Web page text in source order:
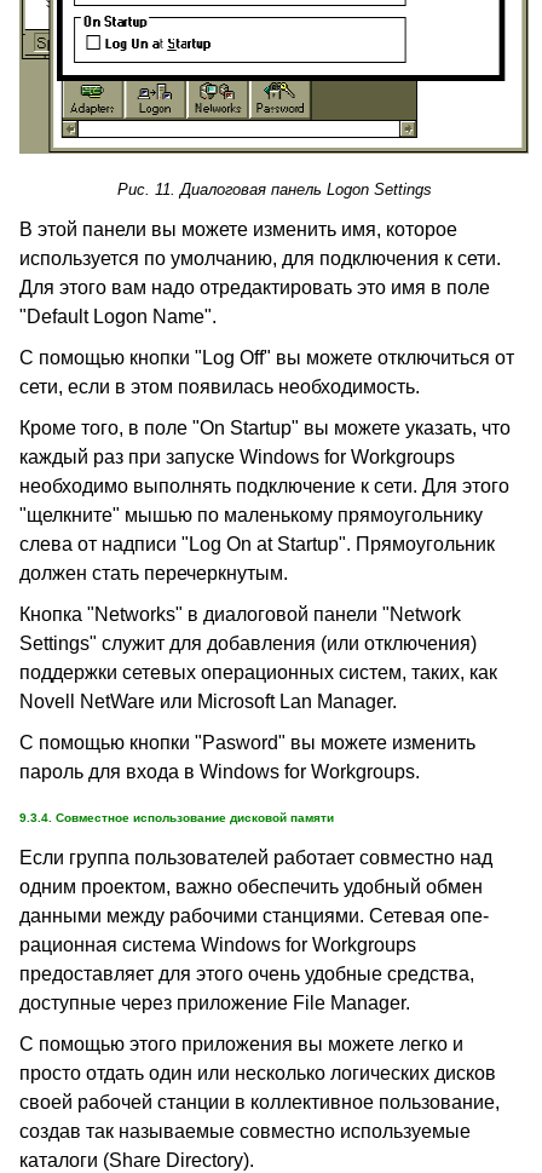
Рис. 11. Диалоговая панель Logon Settings
В этой панели вы можете изменить имя, которое
используется по умолчанию, для подключения к сети.
Для этого вам надо отредактировать это имя в поле
"Default Logon Name".
С помощью кнопки "Log Off" вы можете отключиться от
сети, если в этом появилась необходимость.
Кроме того, в поле "On Startup" вы можете указать, что
каждый раз при запуске Windows for Workgroups
необходимо выполнять подключение к сети. Для этого
"щелкните" мышью по маленькому прямоугольнику
слева от надписи "Log On at Startup". Прямоугольник
должен стать перечеркнутым.
Кнопка "Networks" в диалоговой панели "Network
Settings" служит для добавления (или отключения)
поддержки сетевых операционных систем, таких, как
Novell NetWare или Microsoft Lan Manager.
С помощью кнопки "Pasword" вы можете изменить
пароль для входа в Windows for Workgroups.
9.3.4. Совместное использование дисковой памяти
Если группа пользователей работает совместно над
одним проектом, важно обеспечить удобный обмен
данными между рабочими станциями. Сетевая опе-
рационная система Windows for Workgroups
предоставляет для этого очень удобные средства,
доступные через приложение File Manager.
С помощью этого приложения вы можете легко и
просто отдать один или несколько логических дисков
своей рабочей станции в коллективное пользование,
создав так называемые совместно используемые
каталоги (Share Directory).